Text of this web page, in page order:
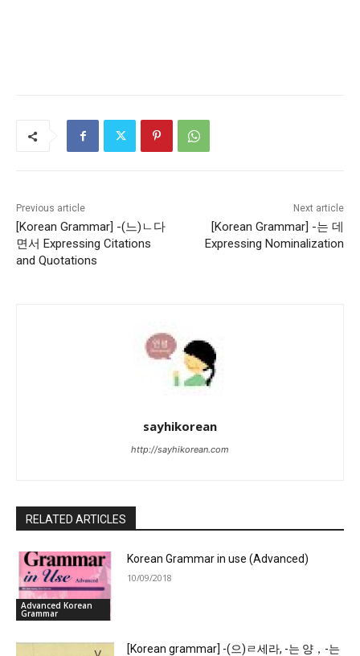
Previous article
[Korean Grammar] -(느)ㄴ다
면서 Expressing Citations
and Quotations
Next article
[Korean Grammar] -는 데
Expressing Nominalization
sayhikorean
http://sayhikorean.com
RELATED ARTICLES
Advanced Korean
Grammar
Korean Grammar in use (Advanced)
10/09/2018
[Korean grammar] -(으)ㄹ세라, -는 양，-는